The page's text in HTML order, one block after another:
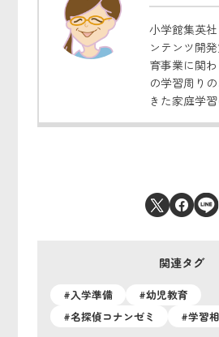
小学館集英
ンテンツ開
育事業に関
の学習周り
きた家庭学習
関連タグ
#入学準備
#幼児教育
#名探偵コナンゼミ
#学習